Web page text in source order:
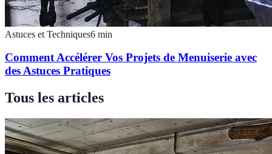
Astuces et Techniques6 min
Comment Accélérer Vos Projets de Menuiserie avec
des Astuces Pratiques
Tous les articles